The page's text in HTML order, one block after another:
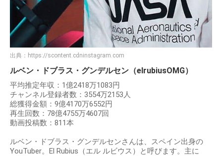
出典： https://scontent.cdninstagram.com
ルベン・ドブラス・グンデルセン（elrubiusOMG）
平均推定年収：1億2418万1083円
チャンネル登録者数：3554万2153人
総獲得金額：9億4170万6552円
再生回数：78億4755万4607回
動画投稿数：811本
ルベン・ドブラス・グンデルセンさんは、スペイン出身の
YouTuber。El Rubius（エル ルビウス）と呼びます。主に